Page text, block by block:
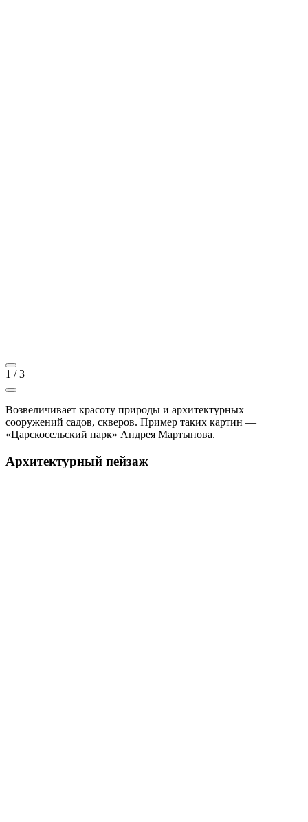
1 /3
Возвеличивает красоту природы и архитектурных
сооружений садов, скверов. Пример таких картин —
«Царскосельский парк» Андрея Мартынова.
Архитектурный пейзаж